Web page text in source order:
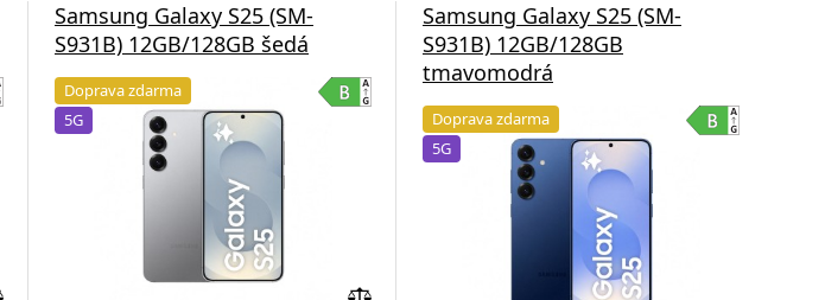
Samsung Galaxy S25 (SM-
S931B) 12GB/128GB šedá
Doprava zdarma
5G
Samsung Galaxy S25 (SM-
S931B) 12GB/128GB
tmavomodrá
Doprava zdarma
5G